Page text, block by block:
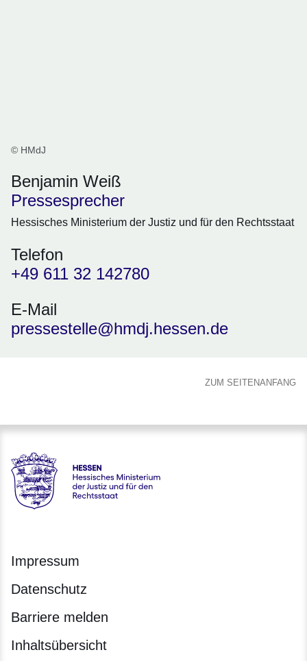
© HMdJ
Benjamin Weiß
Pressesprecher
Hessisches Ministerium der Justiz und für den Rechtsstaat
Telefon
+49 611 32 142780
E-Mail
pressestelle@hmdj.hessen.de
ZUM SEITENANFANG
Hessen - Hessisches Ministerium der Justiz und für den
Impressum
Datenschutz
Barriere melden
Inhaltsübersicht